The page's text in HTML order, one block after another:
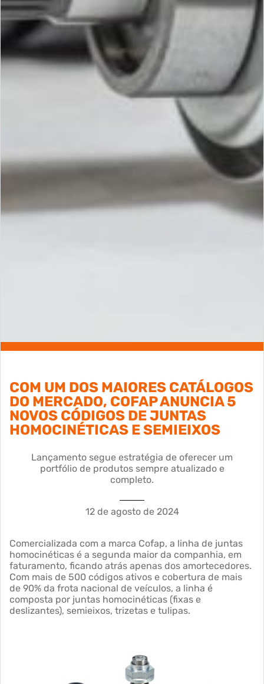
COM UM DOS MAIORES CATÁLOGOS
DO MERCADO, COFAP ANUNCIA 5
NOVOS CÓDIGOS DE JUNTAS
HOMOCINÉTICAS E SEMIEIXOS
Lançamento segue estratégia de oferecer um
portfólio de produtos sempre atualizado e
completo.
12 de agosto de 2024
Comercializada com a marca Cofap, a linha de juntas
homocinéticas é a segunda maior da companhia, em
faturamento, ficando atrás apenas dos amortecedores.
Com mais de 500 códigos ativos e cobertura de mais
de 90% da frota nacional de veículos, a linha é
composta por juntas homocinéticas (fixas e
deslizantes), semieixos, trizetas e tulipas.